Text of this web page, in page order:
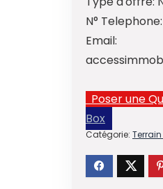
N° Telephone:
Email:
Poser une
Box
Catégorie: